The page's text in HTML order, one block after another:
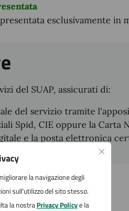
la navigazione degli
sull'utilizzo del sito stesso.
la nostraPrivacy Policye la
presentata esclusivamente in
del SUAP, assicurati di:
del servizio tramite
Spid, CIE oppure la Carta
e la posta elettronica